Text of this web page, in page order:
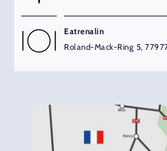
Eatrenalin
Roland-Mack-Ring 5,